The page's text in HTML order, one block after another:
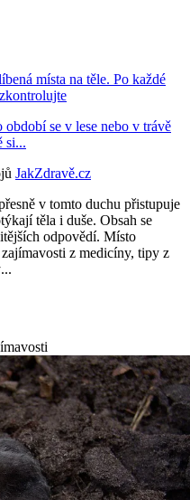
místa na těle. Po každé
se v lese nebo v trávě
si...
JakZdravě.cz
v tomto duchu přistupuje
těla i duše. Obsah se
odpovědí. Místo
z medicíny, tipy z